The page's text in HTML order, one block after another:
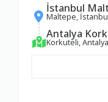
İstanbul
Maltepe,
Antalya
Korkuteli,